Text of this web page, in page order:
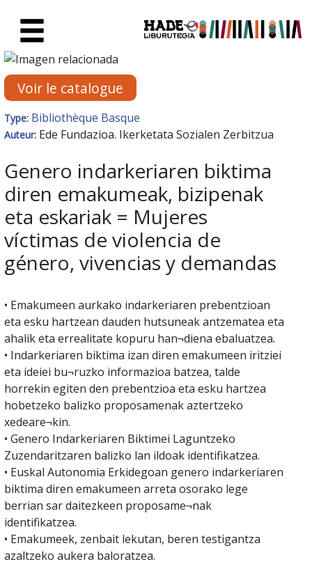
Fiche de Nouveaux Livres -
Voir le catalogue
Type: Bibliothèque Basque
Auteur: Ede Fundazioa. Ikerketata Sozialen Zerbitzua
Genero indarkeriaren biktima
diren emakumeak, bizipenak
eta eskariak = Mujeres
víctimas de violencia de
género, vivencias y demandas
• Emakumeen aurkako indarkeriaren prebentzioan
eta esku hartzean dauden hutsuneak antzematea eta
ahalik eta errealitate kopuru han¬diena ebaluatzea.
• Indarkeriaren biktima izan diren emakumeen iritziei
eta ideiei bu¬ruzko informazioa batzea, talde
horrekin egiten den prebentzioa eta esku hartzea
hobetzeko balizko proposamenak aztertzeko
xedeare¬kin.
• Genero Indarkeriaren Biktimei Laguntzeko
Zuzendaritzaren balizko lan ildoak identifikatzea.
• Euskal Autonomia Erkidegoan genero indarkeriaren
biktima diren emakumeen arreta osorako lege
berrian sar daitezkeen proposame¬nak
identifikatzea.
• Emakumeek, zenbait lekutan, beren testigantza
azaltzeko aukera baloratzea.